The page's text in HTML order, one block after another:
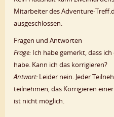
Mitarbeiter des Adventure-
ausgeschlossen.
Fragen und Antworten
Frage: Ich habe gemerkt, dass
habe. Kann ich das korrigieren?
Antwort: Leider nein. Jeder
teilnehmen, das Korrigieren
ist nicht möglich.